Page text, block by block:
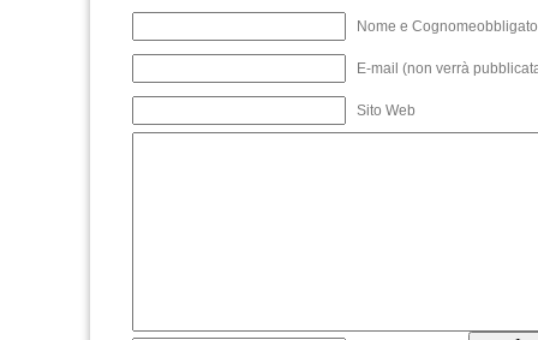
Nome e
E-mail (non verrà
Sito Web